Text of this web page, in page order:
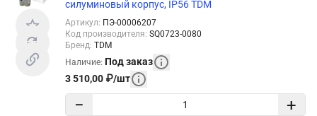
силуминовый корпус, IP56 TDM
Артикул: ПЭ-00006207
Код производителя: SQ0723-0080
Бренд: TDM
Наличие: Под заказ
3 510,00 ₽/шт
− +